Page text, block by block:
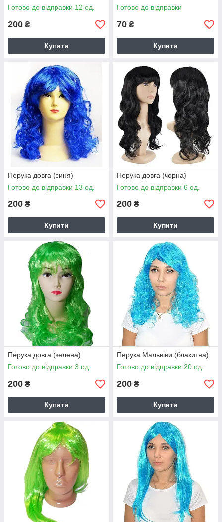
Готово до відправки 12 од.
200 ₴
Купити
Готово до відправки
70 ₴
Купити
Перука довга (синя)
Готово до відправки 13 од.
200 ₴
Купити
Перука довга (чорна)
Готово до відправки 6 од.
200 ₴
Купити
Перука довга (зелена)
Готово до відправки 3 од.
200 ₴
Купити
Перука Мальвіни (блакитна)
Готово до відправки 20 од.
200 ₴
Купити